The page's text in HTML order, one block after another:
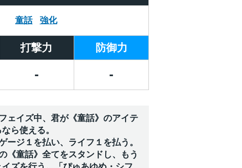
童話 強化
打撃力 防御力
- -
ェイズ中、君が《童話》のアイテ
ら使える。
ージ１を払い、ライフ１を払う。
《童話》全てをスタンドし、もう